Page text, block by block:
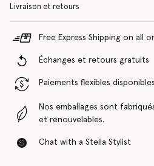
Livraison et retours
Free Express Shipping on all
Échanges et retours gratuits
Paiements flexibles disponibles
Nos emballages sont
et renouvelables.
Chat with a Stella Stylist